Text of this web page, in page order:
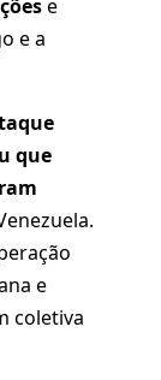
e
e a
que
e
coletiva